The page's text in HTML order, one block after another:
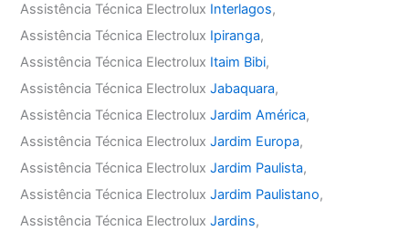
Assistência Técnica Electrolux Interlagos,
Assistência Técnica Electrolux Ipiranga,
Assistência Técnica Electrolux Itaim Bibi,
Assistência Técnica ElectroluxJabaquara,
Assistência Técnica ElectroluxJardim América,
Assistência Técnica ElectroluxJardim Europa,
Assistência Técnica ElectroluxJardim Paulista,
Assistência Técnica ElectroluxJardim Paulistano,
Assistência Técnica ElectroluxJardins,